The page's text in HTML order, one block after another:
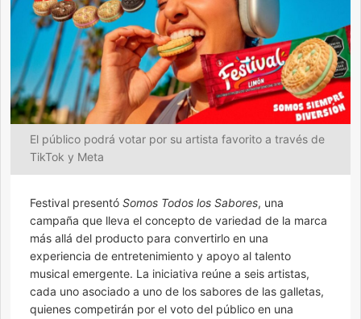
El público podrá votar por su artista favorito a través de
TikTok y Meta
Festival presentó Somos Todos los Sabores, una
campaña que lleva el concepto de variedad de la marca
más allá del producto para convertirlo en una
experiencia de entretenimiento y apoyo al talento
musical emergente. La iniciativa reúne a seis artistas,
cada uno asociado a uno de los sabores de las galletas,
quienes competirán por el voto del público en una